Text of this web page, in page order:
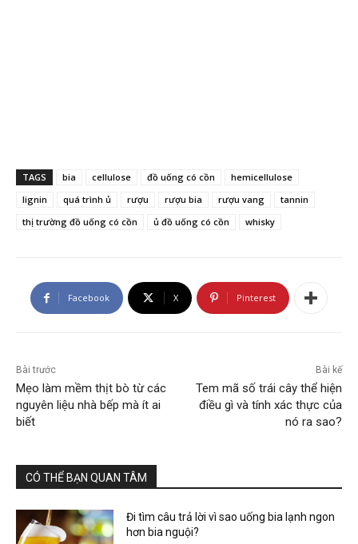
TAGS bia cellulose đồ uống có cồn
hemicellulose
lignin
quá trình ủ rượu rượu bia rượu vang
tannin
thị trường đồ uống có cồn
ủ đồ uống có cồn whisky
Facebook X Pinterest
Bài trước
Mẹo làm mềm thịt bò từ các
nguyên liệu nhà bếp mà ít ai
biết
Bài kế
Tem mã số trái cây thể hiện
điều gì và tính xác thực của
nó ra sao?
CÓ THỂ BẠN QUAN TÂM
Đi tìm câu trả lời vì sao uống bia lạnh ngon
hơn bia nguội?